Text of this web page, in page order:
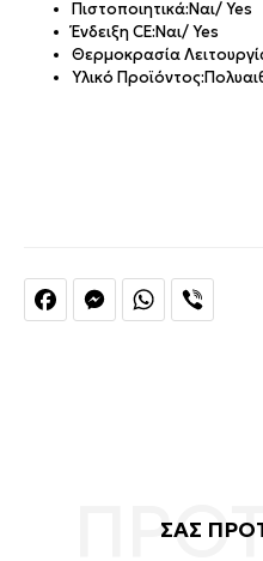
FacebookMessengerWhatsApp
Πιστοποιητικά:Ναι/ Yes
Ένδειξη CE:Ναι/ Yes
Θερμοκρασία
Υλικό Προϊόντος:
ΣΑΣ